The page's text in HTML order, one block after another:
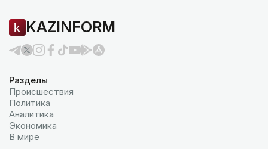
KAZINFORM
Разделы
Происшествия
Политика
Аналитика
Экономика
В мире